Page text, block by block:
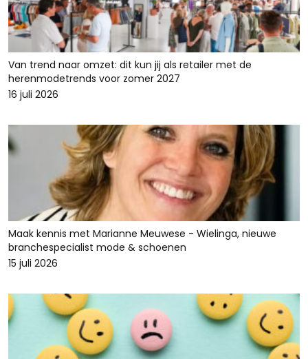
Van trend naar omzet: dit kun jij als retailer met de
herenmodetrends voor zomer 2027
16 juli 2026
Maak kennis met Marianne Meuwese - Wielinga, nieuwe
branchespecialist mode & schoenen
15 juli 2026